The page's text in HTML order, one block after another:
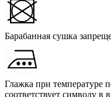
Барабанная сушка
Глажка при температуре
соответствует символу в